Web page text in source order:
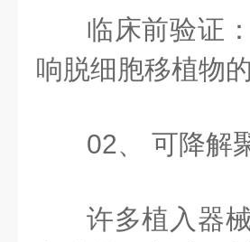
临床前验证
响脱细胞移植物
02、 可降解
许多植入器